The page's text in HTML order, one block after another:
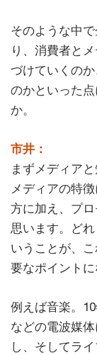
そのような中
り、消費者と
づけていくの
のかといった
か。
市井：
まずメディア
メディアの特
方に加え、プ
思います。ど
いうことが、
要なポイントに
例えば音楽。
などの電波媒
し、そしてラ